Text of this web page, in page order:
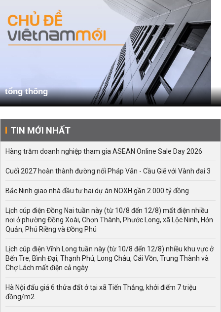
tổng thống
TIN MỚI NHẤT
Hàng trăm doanh nghiệp tham gia ASEAN Online Sale Day 2026
Cuối 2027 hoàn thành đường nối Pháp Vân - Cầu Giẽ với Vành đai 3
Bắc Ninh giao nhà đầu tư hai dự án NOXH gần 2.000 tỷ đồng
Lịch cúp điện Đồng Nai tuần này (từ 10/8 đến 12/8) mất điện nhiều
nơi ở phường Đồng Xoài, Chơn Thành, Phước Long, xã Lộc Ninh, Hớn
Quản, Phú Riềng và Đồng Phú
Lịch cúp điện Vĩnh Long tuần này (từ 10/8 đến 12/8) nhiều khu vực ở
Bến Tre, Bình Đại, Thạnh Phú, Long Châu, Cái Vồn, Trung Thành và
Chợ Lách mất điện cả ngày
Hà Nội đấu giá 6 thửa đất ở tại xã Tiến Thắng, khởi điểm 7 triệu
đồng/m2